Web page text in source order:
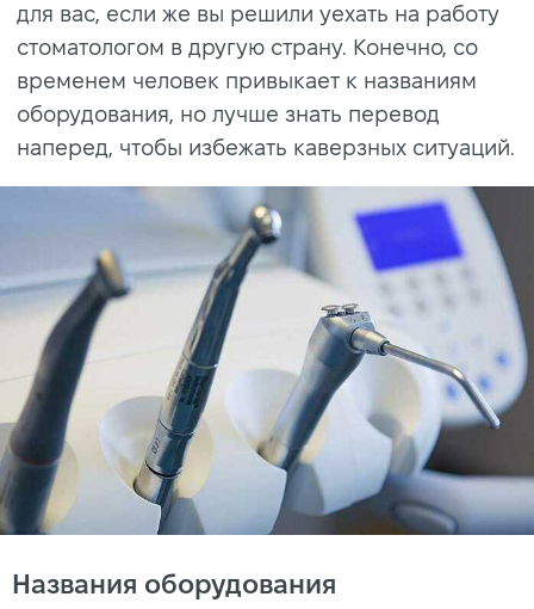
для вас, если же вы решили уехать на работу
стоматологом в другую страну. Конечно, со
временем человек привыкает к названиям
оборудования, но лучше знать перевод
наперед, чтобы избежать каверзных ситуаций.
Названия оборудования